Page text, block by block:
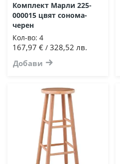
Комплект Марли 225-
000015 цвят сонома-
черен
Кол-во: 4
167,97 € / 328,52 лв.
Добави